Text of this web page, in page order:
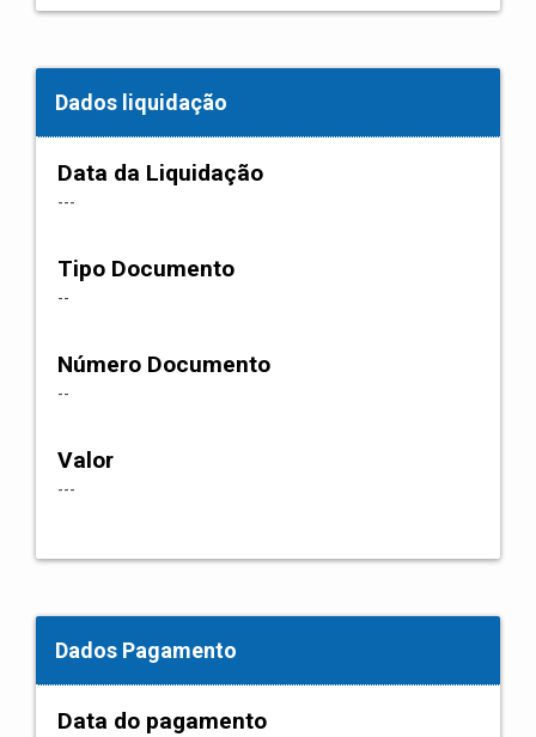
Dados liquidação
Data da Liquidação
---
Tipo Documento
--
Número Documento
--
Valor
---
Dados Pagamento
Data do pagamento